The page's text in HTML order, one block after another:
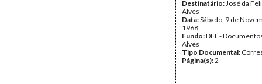
Destinatário:José da
Alves
Data:Sábado, 9 de
1968
Fundo:DFL -
Alves
Tipo Documental:
Página(s):2